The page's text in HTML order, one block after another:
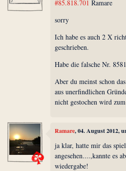
#85.818.701 Ramare
sorry
Ich habe es auch 2 X
geschrieben.
Habe die falsche Nr.
Aber du meinst schon
aus unerfindlichen
nicht gestochen wird
Ramare, 04. August 2012,
ja klar, hatte mir das
angesehen....,kannte es
wiedergabe!